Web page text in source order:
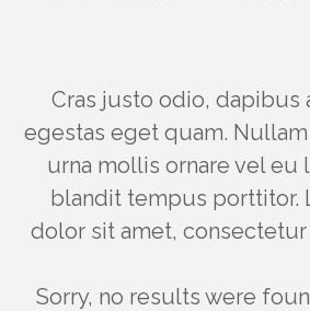
Cras justo odio, dapibus
egestas eget quam.
urna mollis ornare vel eu
blandit tempus porttitor.
dolor sit amet,
Sorry, no results were